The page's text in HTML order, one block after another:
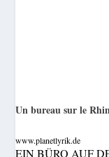
Un bureau sur le
www.planetlyrik.de
EIN BÜRO AUF